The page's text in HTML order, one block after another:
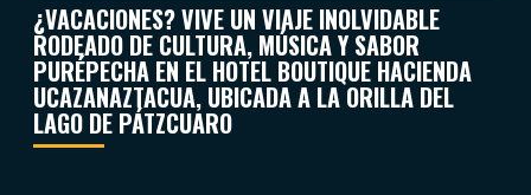
¿VACACIONES? VIVE UN VIAJE INOLVIDABLE
RODEADO DE CULTURA, MÚSICA Y SABOR
PURÉPECHA EN EL HOTEL BOUTIQUE HACIENDA
UCAZANAZTACUA, UBICADA A LA ORILLA DEL
LAGO DE PÁTZCUARO